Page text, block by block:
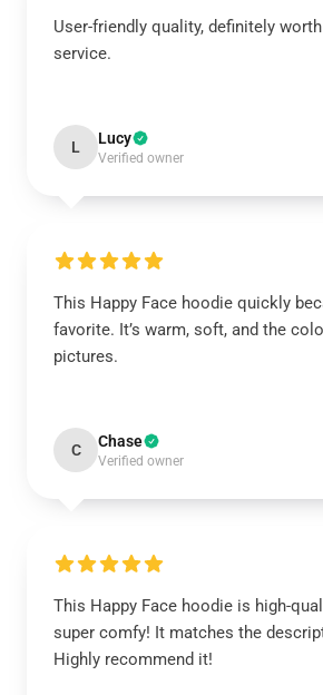
User-friendly quality, definitely
service.
L Lucy
Verified owner
This Happy Face hoodie quickly
favorite. It’s warm, soft, and the
pictures.
C Chase
Verified owner
This Happy Face hoodie is high-
super comfy! It matches the
Highly recommend it!